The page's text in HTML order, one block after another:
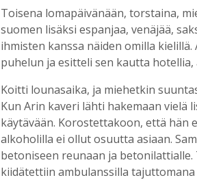
Toisena lomapäivänään, torstaina,
suomen lisäksi espanjaa, venäjää,
ihmisten kanssa näiden omilla
puhelun ja esitteli sen kautta
Koitti lounasaika, ja miehetkin
Kun Arin kaveri lähti hakemaan vielä
käytävään. Korostettakoon, että hän
alkoholilla ei ollut osuutta asiaan.
betoniseen reunaan ja
kiidätettiin ambulanssilla tajuttomana